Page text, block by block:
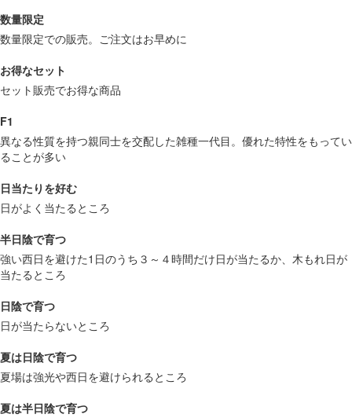
数量限定
数量限定での販売。ご注文はお早めに
お得なセット
セット販売でお得な商品
F1
異なる性質を持つ親同士を交配した雑種一代目。優れた特性をもってい
ることが多い
日当たりを好む
日がよく当たるところ
半日陰で育つ
強い西日を避けた1日のうち３～４時間だけ日が当たるか、木もれ日が
当たるところ
日陰で育つ
日が当たらないところ
夏は日陰で育つ
夏場は強光や西日を避けられるところ
夏は半日陰で育つ